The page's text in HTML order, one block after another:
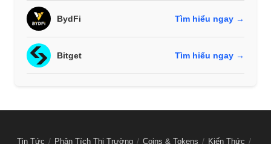
BydFi Tìm hiểu ngay →
Bitget Tìm hiểu ngay →
Tin Tức Phân Tích Thị Trường Coins & Tokens Kiến Thức